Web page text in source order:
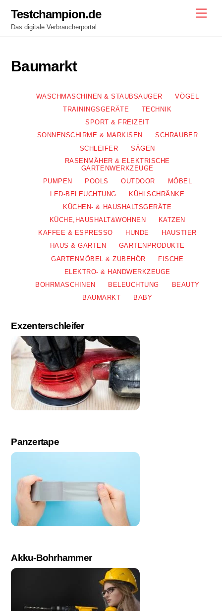
content
Testchampion.de
Das digitale Verbraucherportal
Baumarkt
WASCHMASCHINEN & STAUBSAUGER
VÖGEL
TRAININGSGERÄTE
TECHNIK
SPORT & FREIZEIT
SONNENSCHIRME & MARKISEN
SCHRAUBER
SCHLEIFER
SÄGEN
RASENMÄHER & ELEKTRISCHE
GARTENWERKZEUGE
PUMPEN
POOLS OUTDOOR
MÖBEL
LED-BELEUCHTUNG
KÜHLSCHRÄNKE
KÜCHEN- & HAUSHALTSGERÄTE
KÜCHE,HAUSHALT&WOHNEN
KATZEN
KAFFEE & ESPRESSO
HUNDE
HAUSTIER
HAUS & GARTEN
GARTENPRODUKTE
GARTENMÖBEL & ZUBEHÖR
FISCHE
ELEKTRO- & HANDWERKZEUGE
BOHRMASCHINEN
BELEUCHTUNG
BEAUTY
BAUMARKT
BABY
Exzenterschleifer
Panzertape
Akku-Bohrhammer